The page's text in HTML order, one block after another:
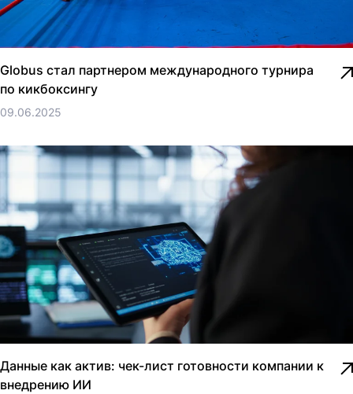
Globus стал партнером международного турнира
по кикбоксингу
09.06.2025
Данные как актив: чек-лист готовности компании к
внедрению ИИ